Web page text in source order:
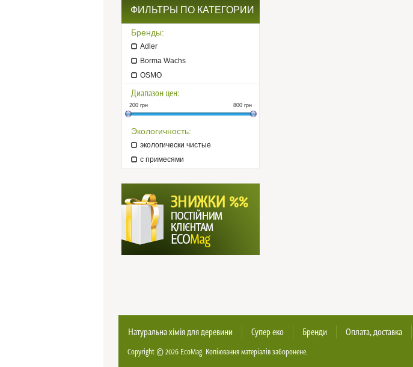
ФИЛЬТРЫ ПО КАТЕГОРИИ
Бренды:
Adler
Borma Wachs
OSMO
Диапазон цен:
200 грн 800 грн
Экологичность:
экологически чистые
с примесями
Натуральна хімія для деревини Супер еко Бренди Оплата, доставка
Copyright © 2026 EcoMag. Копіювання матеріалів заборонене.